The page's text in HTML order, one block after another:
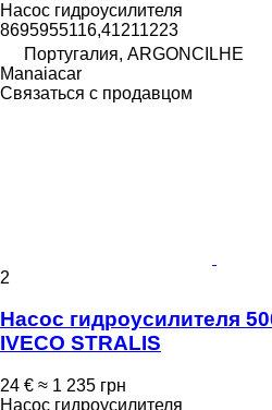
Насос гидроусилителя
8695955116,41211223
Португалия, ARGONCILHE
Manaiacar
Связаться с продавцом
2
Насос гидроусилителя
IVECO STRALIS
24 € ≈ 1 235 грн
Насос гидроусилителя